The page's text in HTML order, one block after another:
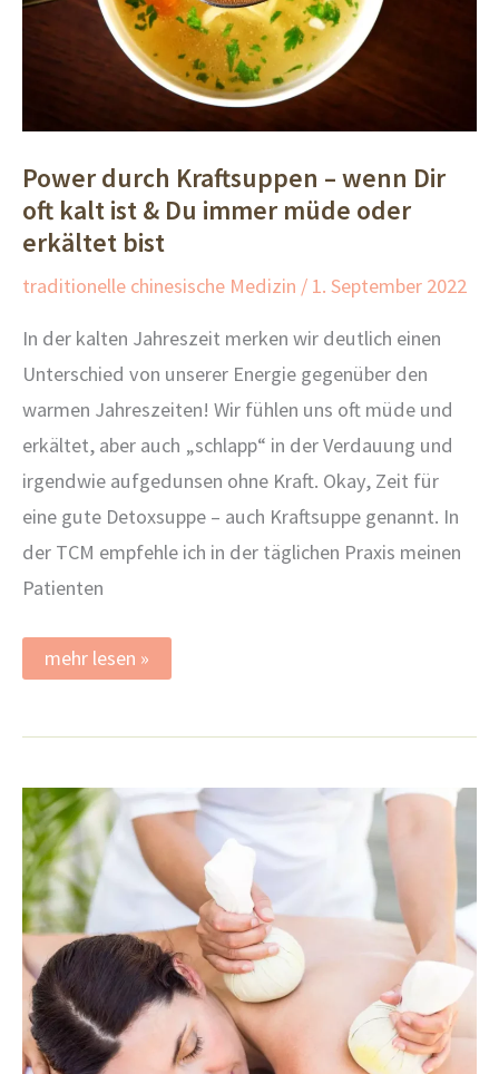
Power durch Kraftsuppen – wenn Dir
oft kalt ist & Du immer müde oder
erkältet bist
traditionelle chinesische Medizin / 1. September 2022
In der kalten Jahreszeit merken wir deutlich einen
Unterschied von unserer Energie gegenüber den
warmen Jahreszeiten! Wir fühlen uns oft müde und
erkältet, aber auch „schlapp“ in der Verdauung und
irgendwie aufgedunsen ohne Kraft. Okay, Zeit für
eine gute Detoxsuppe – auch Kraftsuppe genannt. In
der TCM empfehle ich in der täglichen Praxis meinen
Patienten
Power
durch
wenn
kalt
ist
&
Du
immer
müde
oder
erkältet
bist
mehr lesen »